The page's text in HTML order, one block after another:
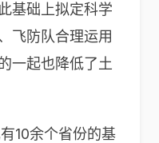
基础上拟定科学
飞防队合理运用
一起也降低了土
10余个省份的基